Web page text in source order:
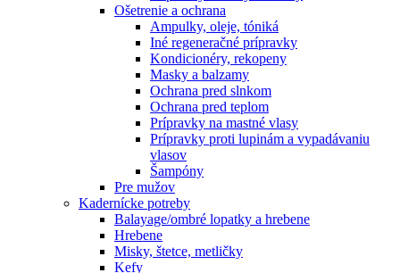
Ošetrenie a ochrana
Ampulky, oleje, tóniká
Iné regeneračné prípravky
Kondicionéry, rekopeny
Masky a balzamy
Ochrana pred slnkom
Ochrana pred teplom
Prípravky na mastné vlasy
Prípravky proti lupinám a vypadávaniu
vlasov
Šampóny
Pre mužov
Kadernícke potreby
Balayage/ombré lopatky a hrebene
Hrebene
Misky, štetce, metličky
Kefy